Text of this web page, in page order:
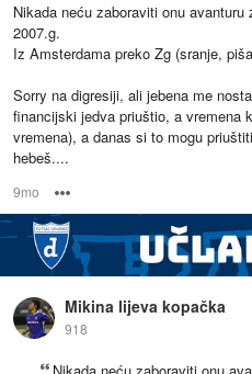
Nikada neću zaboraviti onu
2007.g.
Iz Amsterdama preko Zg (sranje,
Sorry na digresiji, ali jebena me
financijski jedva priuštio, a vremena
vremena), a danas si to mogu
hebeš....
9mo
Mikina lijeva kopačka
918